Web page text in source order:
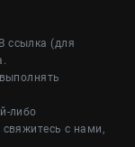
ссылка (для
либо
с нами,